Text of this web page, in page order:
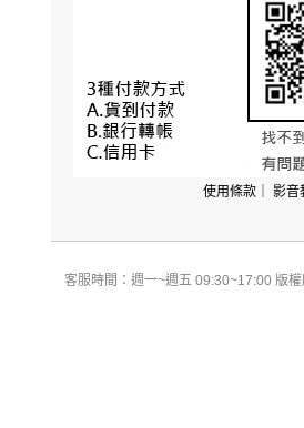
使用條款 影音
客服時間：週一~週五 09:30~17:00 版